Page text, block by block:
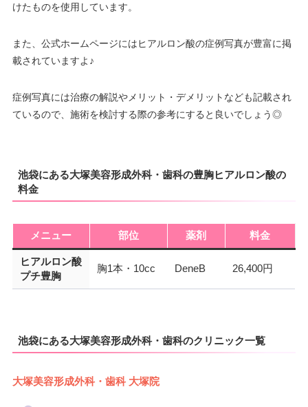
けたものを使用しています。
また、公式ホームページにはヒアルロン酸の症例写真が豊富に掲
載されていますよ♪
症例写真には治療の解説やメリット・デメリットなども記載され
ているので、施術を検討する際の参考にすると良いでしょう◎
池袋にある大塚美容形成外科・歯科の豊胸ヒアルロン酸の
料金
メニュー 部位 薬剤 料金
ヒアルロン酸
プチ豊胸
胸1本・10cc DeneB 26,400円
池袋にある大塚美容形成外科・歯科のクリニック一覧
大塚美容形成外科・歯科 大塚院